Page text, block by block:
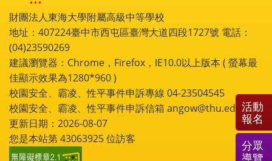
財團法人東海大學附屬高級中等學校
地址：407224臺中市西屯區臺灣大道四段1727號 電話：
(04)23590269
建議瀏覽器：Chrome，Firefox，IE10.0以上版本 ( 螢幕最
佳顯示效果為1280*960 )
校園安全、霸凌、性平事件申訴專線 04-23504545
校園安全、霸凌、性平事件申訴信箱 angow@thu.edu.tw
更新日期：2026-08-07
您是本站第43063925位訪客
活動
報名
分眾
導覽